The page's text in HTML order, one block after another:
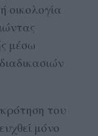
οικολογία
μέσω
του
μόνο